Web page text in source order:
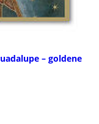
– goldene